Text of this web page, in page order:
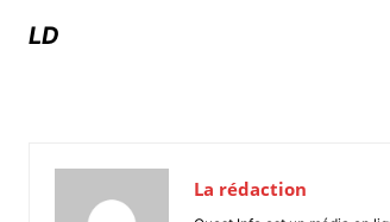
LD
La rédaction